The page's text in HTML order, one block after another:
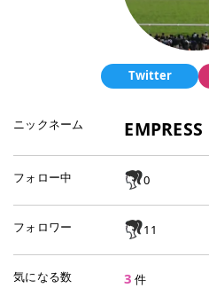
Twitter
ニックネーム EMPRESS
フォロー中 0
フォロワー 11
気になる数 3 件